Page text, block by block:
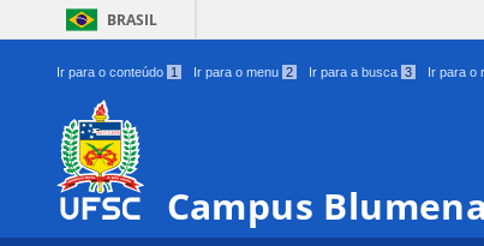
BRASIL
Ir para o conteúdo 1 Ir para o menu 2 Ir para a busca 3 Ir para o
Campus